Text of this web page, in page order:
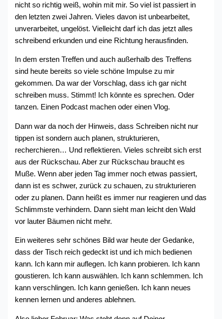
nicht so richtig weiß, wohin mit mir. So viel ist passiert in
den letzten zwei Jahren. Vieles davon ist unbearbeitet,
unverarbeitet, ungelöst. Vielleicht darf ich das jetzt alles
schreibend erkunden und eine Richtung herausfinden.
In dem ersten Treffen und auch außerhalb des Treffens
sind heute bereits so viele schöne Impulse zu mir
gekommen. Da war der Vorschlag, dass ich gar nicht
schreiben muss. Stimmt! Ich könnte es sprechen. Oder
tanzen. Einen Podcast machen oder einen Vlog.
Dann war da noch der Hinweis, dass Schreiben nicht nur
tippen ist sondern auch planen, strukturieren,
recherchieren… Und reflektieren. Vieles schreibt sich erst
aus der Rückschau. Aber zur Rückschau braucht es
Muße. Wenn aber jeden Tag immer noch etwas passiert,
dann ist es schwer, zurück zu schauen, zu strukturieren
oder zu planen. Dann heißt es immer nur reagieren und das
Schlimmste verhindern. Dann sieht man leicht den Wald
vor lauter Bäumen nicht mehr.
Ein weiteres sehr schönes Bild war heute der Gedanke,
dass der Tisch reich gedeckt ist und ich mich bedienen
kann. Ich kann mir auflegen. Ich kann probieren. Ich kann
goustieren. Ich kann auswählen. Ich kann schlemmen. Ich
kann verschlingen. Ich kann genießen. Ich kann neues
kennen lernen und anderes ablehnen.